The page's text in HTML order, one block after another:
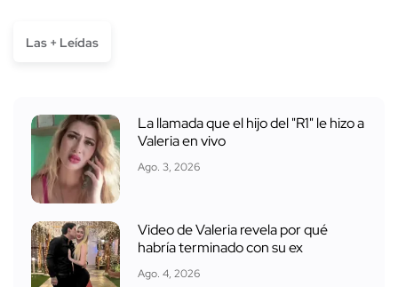
Las + Leídas
La llamada que el hijo del "R1" le hizo a
Valeria en vivo
Ago. 3, 2026
Video de Valeria revela por qué
habría terminado con su ex
Ago. 4, 2026